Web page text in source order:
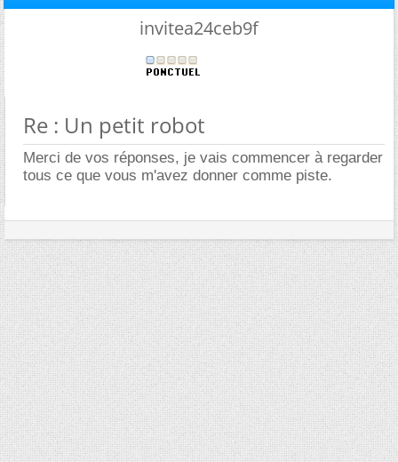
invitea24ceb9f
Re : Un petit robot
Merci de vos réponses, je vais commencer à regarder
tous ce que vous m'avez donner comme piste.